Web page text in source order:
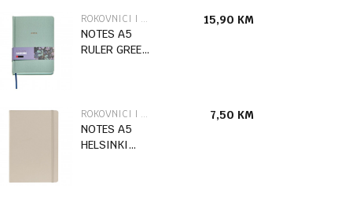
ROKOVNICI I ADRESARI
NOTES A5
RULER GREEN
15,90 KM
ROKOVNICI I ADRESARI
NOTES A5
HELSINKI
7,50 KM